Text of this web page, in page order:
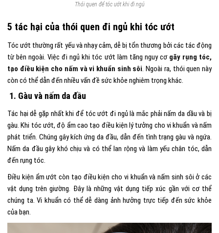
Thói quen để tóc ướt khi đi ngủ
5 tác hại của thói quen đi ngủ khi tóc ướt
Tóc ướt thường rất yếu và nhạy cảm, dễ bị tổn thương bởi các tác động
từ bên ngoài. Việcđi ngủ khi tóc ướt làm tăng nguy cơ gãy rụng tóc,
tạo điều kiện cho nấm và vi khuẩn sinh sôi. Ngoài ra, thói quen này
còn có thể dẫn đến nhiều vấn đề sức khỏe nghiêm trọng khác.
1. Gàu và nấm da đầu
Tác hại dễ gặp nhất khi để tóc ướt đi ngủlà mắc phải nấm da dầu và bị
gàu. Khi tóc ướt, độ ẩm cao tạo điều kiện lý tưởng cho vi khuẩn và nấm
phát triển. Chúng gây kích ứng da đầu, dẫn đến tình trạng gàu và ngứa.
Nấm da đầu gây khó chịu và có thể lan rộng và làm yếu chân tóc, dẫn
đến rụng tóc.
Điều kiện ẩm ướt còn tạo điều kiện cho vi khuẩn và nấm sinh sôi ở các
vật dụng trên giường. Đây là những vật dụng tiếp xúc gần với cơ thể
chúng ta. Vi khuẩn có thể dễ dàng ảnh hưởng trực tiếp đến sức khỏe
của bạn.